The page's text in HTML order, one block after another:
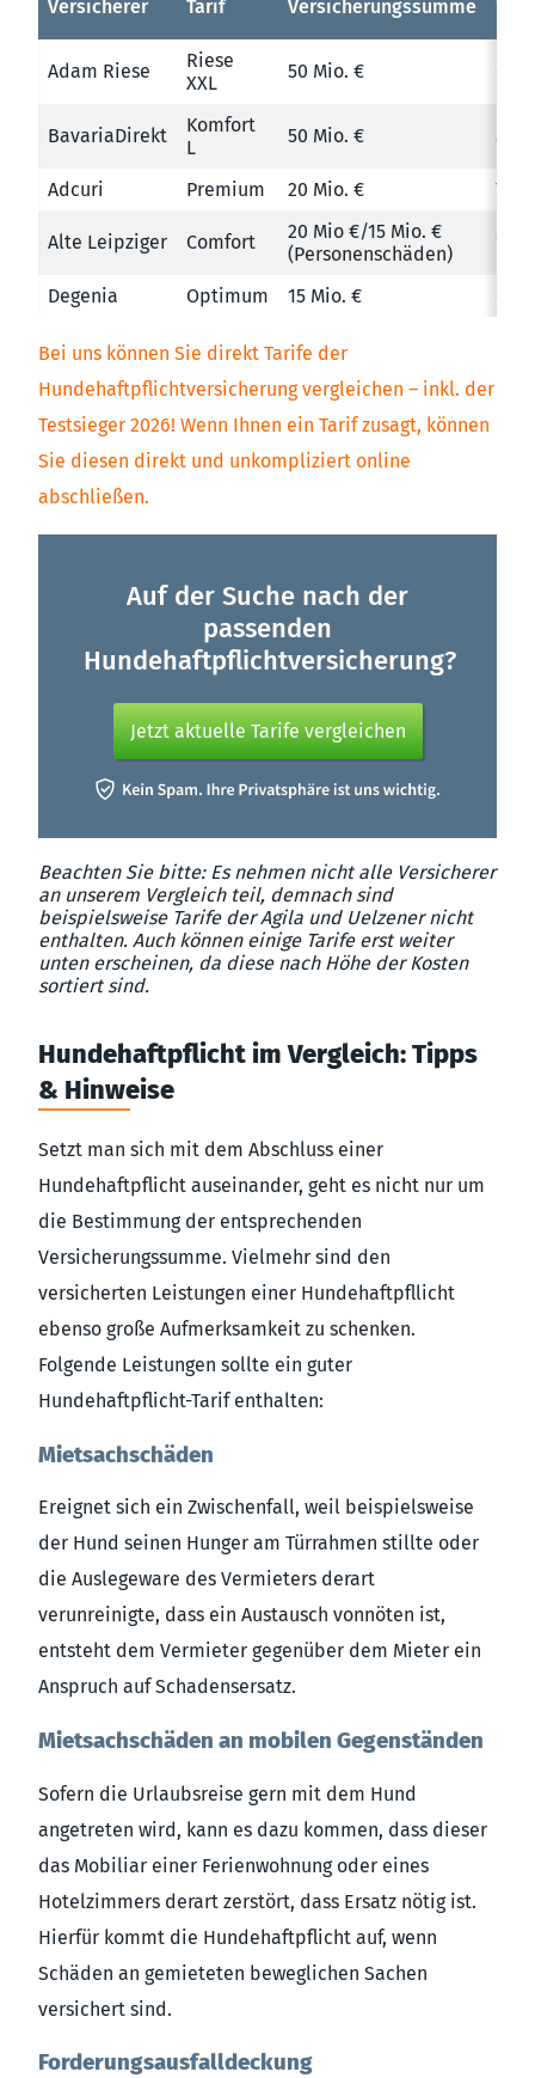
Versicherer Tarif Versicherungssumme
Adam Riese
Riese
XXL
50 Mio. €
BavariaDirekt
Komfort
L
50 Mio. € 5,95
Adcuri Premium 20 Mio. € 7,00
Alte Leipziger Comfort
20 Mio €/15 Mio. €
(Personenschäden)
Degenia Optimum 15 Mio. €
Bei uns können Sie direkt Tarife der
Hundehaftpflichtversicherung vergleichen – inkl. der
Testsieger 2026! Wenn Ihnen ein Tarif zusagt, können
Sie diesen direkt und unkompliziert online
abschließen.
Auf der Suche nach der
passenden
Hundehaftpflichtversicherung?
Jetzt aktuelle Tarife vergleichen
Beachten Sie bitte: Es nehmen nicht alle Versicherer
an unserem Vergleich teil, demnach sind
beispielsweise Tarife der Agila und Uelzener nicht
enthalten. Auch können einige Tarife erst weiter
unten erscheinen, da diese nach Höhe der Kosten
sortiert sind.
Hundehaftpflicht im Vergleich: Tipps
& Hinweise
Setzt man sich mit dem Abschluss einer
Hundehaftpflicht auseinander, geht es nicht nur um
die Bestimmung der entsprechenden
Versicherungssumme. Vielmehr sind den
versicherten Leistungen einer Hundehaftpfllicht
ebenso große Aufmerksamkeit zu schenken.
Folgende Leistungen sollte ein guter
Hundehaftpflicht-Tarif enthalten:
Mietsachschäden
Ereignet sich ein Zwischenfall, weil beispielsweise
der Hund seinen Hunger am Türrahmen stillte oder
die Auslegeware des Vermieters derart
verunreinigte, dass ein Austausch vonnöten ist,
entsteht dem Vermieter gegenüber dem Mieter ein
Anspruch auf Schadensersatz.
Mietsachschäden an mobilen Gegenständen
Sofern die Urlaubsreise gern mit dem Hund
angetreten wird, kann es dazu kommen, dass dieser
das Mobiliar einer Ferienwohnung oder eines
Hotelzimmers derart zerstört, dass Ersatz nötig ist.
Hierfür kommt die Hundehaftpflicht auf, wenn
Schäden an gemieteten beweglichen Sachen
versichert sind.
Forderungsausfalldeckung